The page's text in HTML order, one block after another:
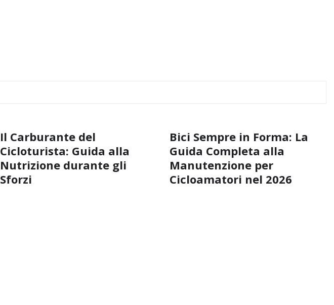
Il Carburante del
Cicloturista: Guida alla
Nutrizione durante gli
Sforzi
Bici Sempre in Forma: La
Guida Completa alla
Manutenzione per
Cicloamatori nel 2026